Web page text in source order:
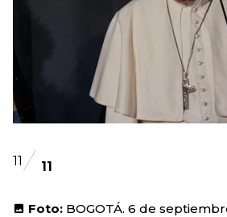
11 11
Foto: BOGOTÁ. 6 de